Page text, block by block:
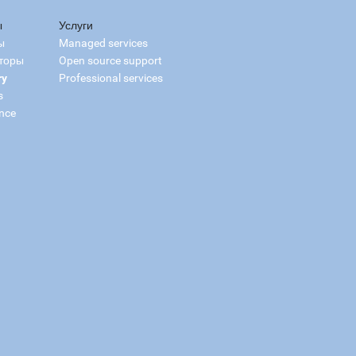
Услуги
Managed services
Open source support
Professional services